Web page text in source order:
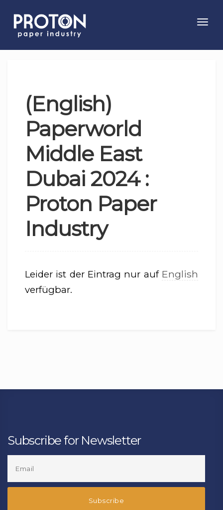
(English)
Paperworld
Middle East
Dubai 2024 :
Proton Paper
Industry
Leider ist der Eintrag nur auf English
verfügbar.
Subscribe for Newsletter